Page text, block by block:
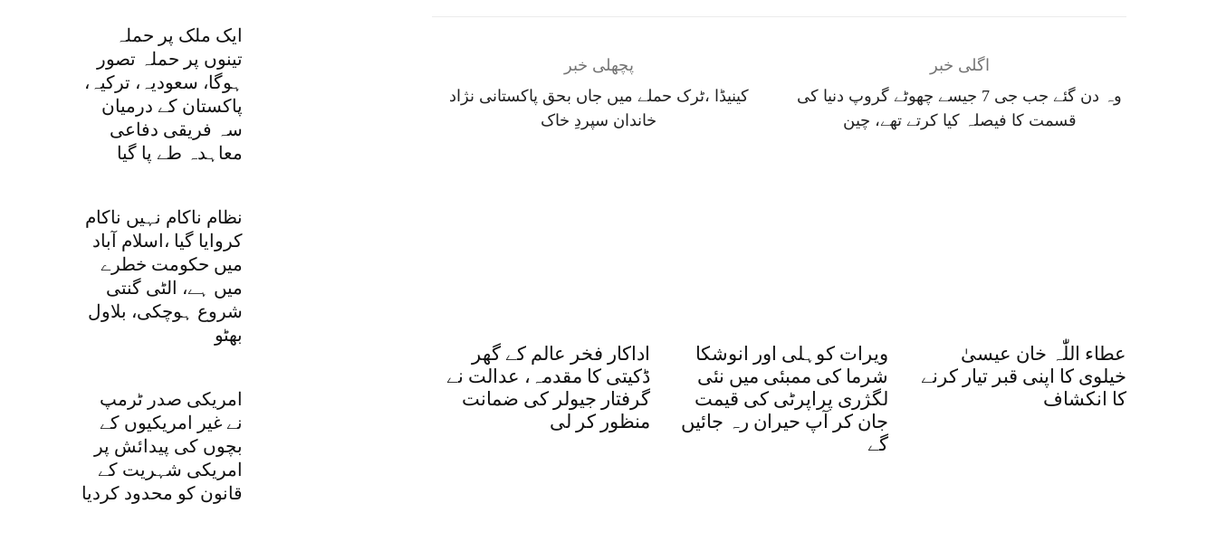
ایک ملک پر حملہ
تینوں پر حملہ تصور
ہوگا، سعودیہ، ترکیہ،
پاکستان کے درمیان
سہ فریقی دفاعی
معاہدہ طے پا گیا
نظام ناکام نہیں ناکام
کروایا گیا ،اسلام آباد
میں حکومت خطرے
میں ہے، الٹی گنتی
شروع ہوچکی، بلاول
بھٹو
امریکی صدر ٹرمپ
نے غیر امریکیوں کے
بچوں کی پیدائش پر
امریکی شہریت کے
قانون کو محدود کردیا
پچھلی خبر
کینیڈا ،ٹرک حملے میں جاں بحق پاکستانی نژاد
خاندان سپردِ خاک
اگلی خبر
وہ دن گئے جب جی 7 جیسے چھوٹے گروپ دنیا کی
قسمت کا فیصلہ کیا کرتے تھے، چین
اداکار فخر عالم کے گھر
ڈکیتی کا مقدمہ، عدالت نے
گرفتار جیولر کی ضمانت
منظور کر لی
ویرات کوہلی اور انوشکا
شرما کی ممبئی میں نئی
لگژری پراپرٹی کی قیمت
جان کر آپ حیران رہ جائیں
گے
عطاء اللّٰہ خان عیسیٰ
خیلوی کا اپنی قبر تیار کرنے
کا انکشاف